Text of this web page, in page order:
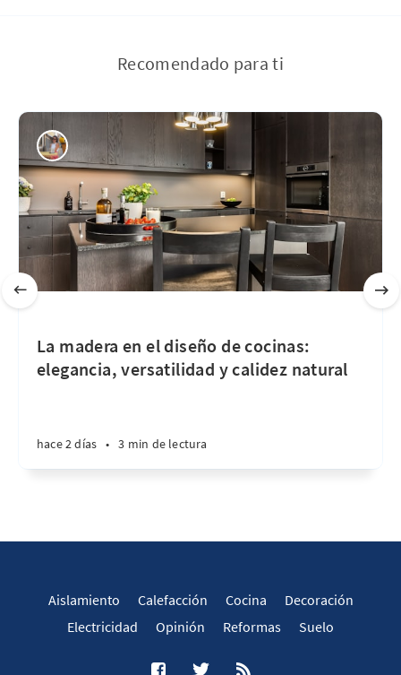
Recomendado para ti
La madera en el diseño de cocinas:
elegancia, versatilidad y calidez natural
hace 2 días • 3 min de lectura
Aislamiento Calefacción Cocina
Decoración
Electricidad
Opinión Reformas Suelo